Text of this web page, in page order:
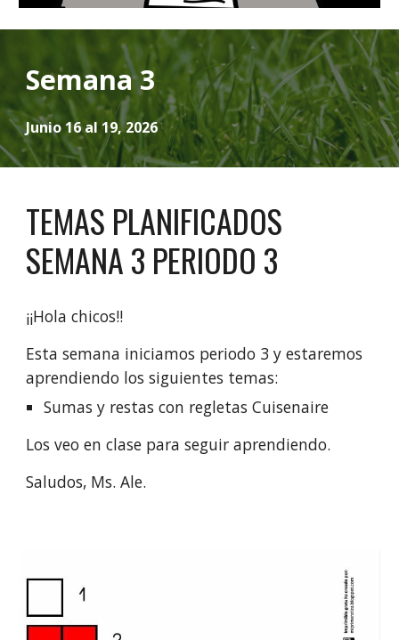
Semana 3
Junio 16 al 19, 2026
TEMAS PLANIFICADOS
SEMANA3 PERIODO 3
¡¡Hola chicos!!
Esta semana iniciamos periodo 3 y estaremos
aprendiendo los siguientes temas:
Sumas y restas con regletas Cuisenaire
Los veo en clase para seguir aprendiendo.
Saludos, Ms. Ale.